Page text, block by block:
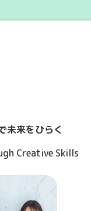
未来をひらく
Creative Skills